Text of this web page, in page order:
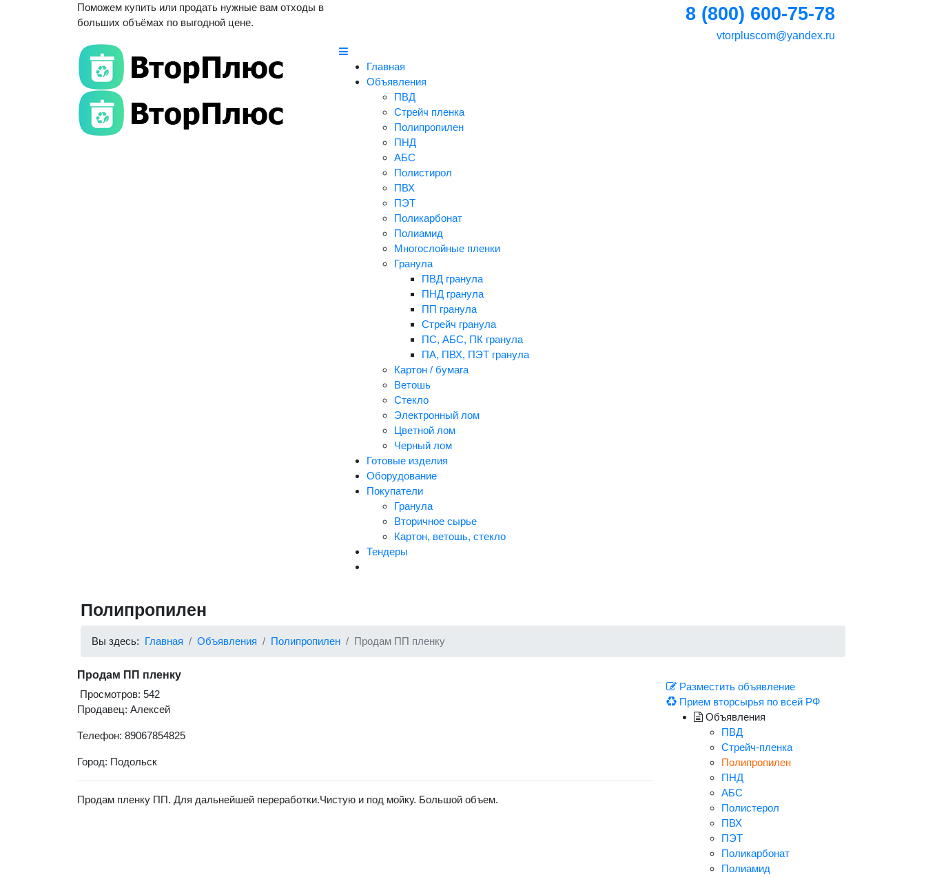
Поможем купить или продать нужные вам отходы в
больших объёмах по выгодной цене.
8 (800) 600-75-78
vtorpluscom@yandex.ru
Главная
Объявления
ПВД
Стрейч пленка
Полипропилен
ПНД
АБС
Полистирол
ПВХ
ПЭТ
Поликарбонат
Полиамид
Многослойные пленки
Гранула
ПВД гранула
ПНД гранула
ПП гранула
Стрейч гранула
ПС, АБС, ПК гранула
ПА, ПВХ, ПЭТ гранула
Картон / бумага
Ветошь
Стекло
Электронный лом
Цветной лом
Черный лом
Готовые изделия
Оборудование
Покупатели
Гранула
Вторичное сырье
Картон, ветошь, стекло
Тендеры
Полипропилен
Вы здесь: Главная Объявления Полипропилен Продам ПП пленку
Продам ПП пленку
Просмотров: 542
Продавец: Алексей
Телефон: 89067854825
Город: Подольск
Продам пленку ПП. Для дальнейшей переработки.Чистую и под мойку. Большой объем.
Разместить объявление
Прием вторсырья по всей РФ
Объявления
ПВД
Стрейч-пленка
Полипропилен
ПНД
АБС
Полистерол
ПВХ
ПЭТ
Поликарбонат
Полиамид